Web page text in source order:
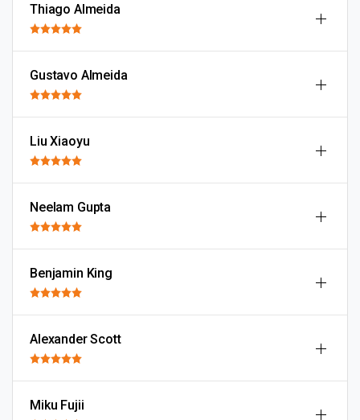
Thiago Almeida
Gustavo Almeida
Liu Xiaoyu
Neelam Gupta
Benjamin King
Alexander Scott
Miku Fujii